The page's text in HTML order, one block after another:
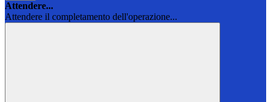
Attendere...
Attendere il completamento dell'operazione...